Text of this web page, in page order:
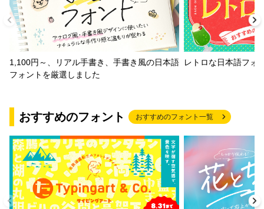
1,100円～、リアル手書き、手書き風の日本語
フォントを厳選しました
レトロな日本語フォ
おすすめのフォント おすすめのフォント一覧